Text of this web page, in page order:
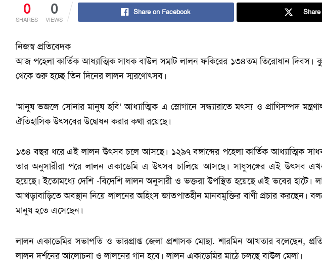
0
SHARES
0
VIEWS
Share on Facebook
নিজস্ব প্রতিবেদক
আজ পহেলা কার্তিক আধ্যাত্মিক সাধক বাউল সম্রাট লালন ফকিরের ১৩৪তম তিরোধান দিবস।
থেকে শুরু হচ্ছে তিন দিনের লালন স্মরণোৎসব।
‘মানুষ ভজলে সোনার মানুষ হবি’ আধ্যাত্মিক এ স্লোগানে সন্ধ্যারাতে মৎস্য ও প্রাণিসম্পদ
ঐতিহাসিক উৎসবের উদ্বোধন করার কথা রয়েছে।
১৩৪ বছর ধরে এই লালন উৎসব চলে আসছে। ১২৯৭ বঙ্গাব্দের পহেলা কার্তিক আধ্যাত্মিক
তার অনুসারীরা পরে লালন একাডেমি এ উৎসব চালিয়ে আসছে। সাধুসঙ্গের এই উৎসব
হয়েছে। ইতোমধ্যে দেশি -বিদেশি লালন অনুসারী ও ভক্তরা উপস্থিত হয়েছে এই ভবের
আখড়াবাড়িতে অবস্থান নিয়ে লালনের অহিংস জাতপাতহীন মানবমুক্তির বাণী প্রচার করছেন।
মানুষ হতে এসেছেন।
লালন একাডেমির সভাপতি ও ভারপ্রাপ্ত জেলা প্রশাসক মোছা. শারমিন আখতার বলেছেন,
লালন দর্শনের আলোচনা ও লালনের গান হবে। লালন একাডেমির মাঠে চলছে বাউল মেলা।